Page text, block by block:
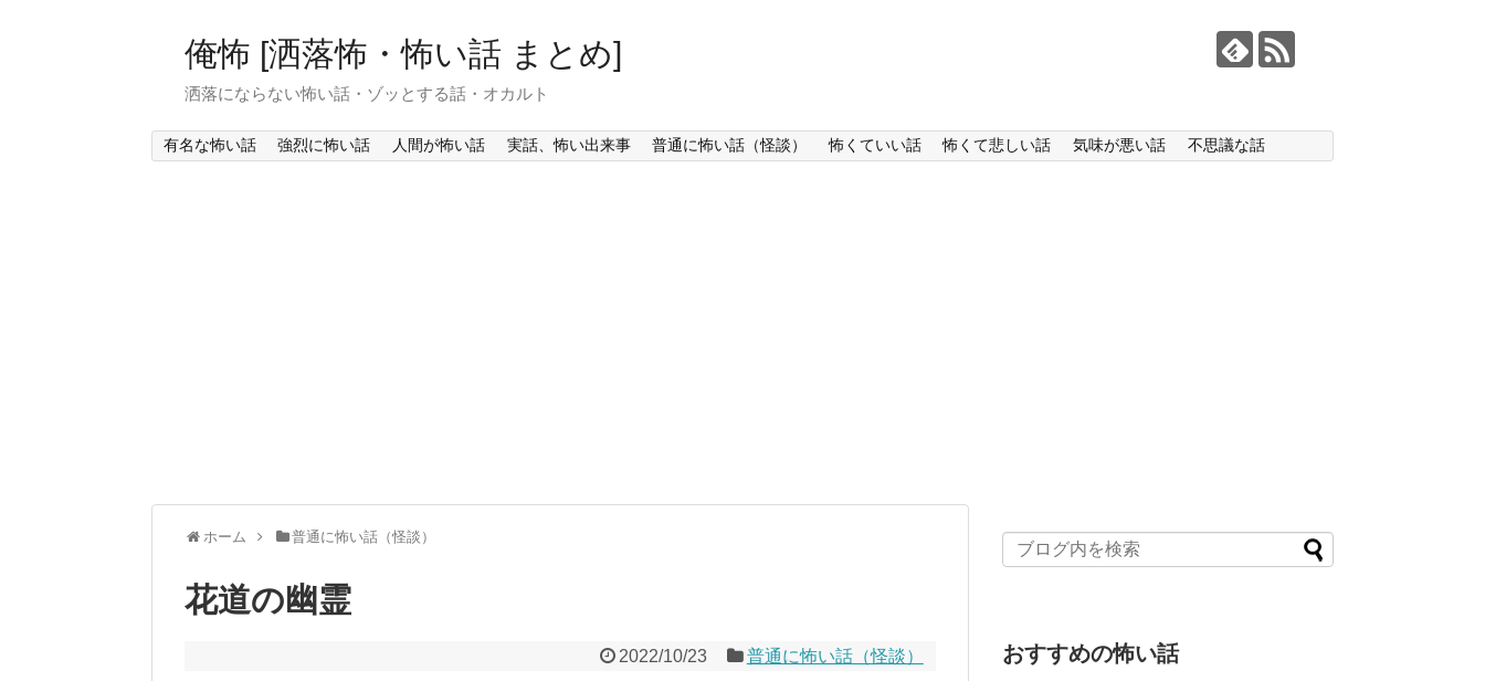
俺怖 [洒落怖・怖い話 まとめ]
洒落にならない怖い話・ゾッとする話・オカルト
有名な怖い話 強烈に怖い話 人間が怖い話 実話、怖い出来事 普通に怖い話（怪談） 怖くていい話 怖くて悲しい話 気味が悪い話 不思議な話
ホーム 普通に怖い話（怪談）
花道の幽霊
2022/10/23 普通に怖い話（怪談） おすすめの怖い話